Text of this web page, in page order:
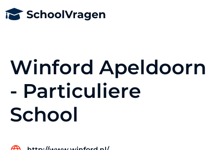
Winford Apeldoorn
- Particuliere
School